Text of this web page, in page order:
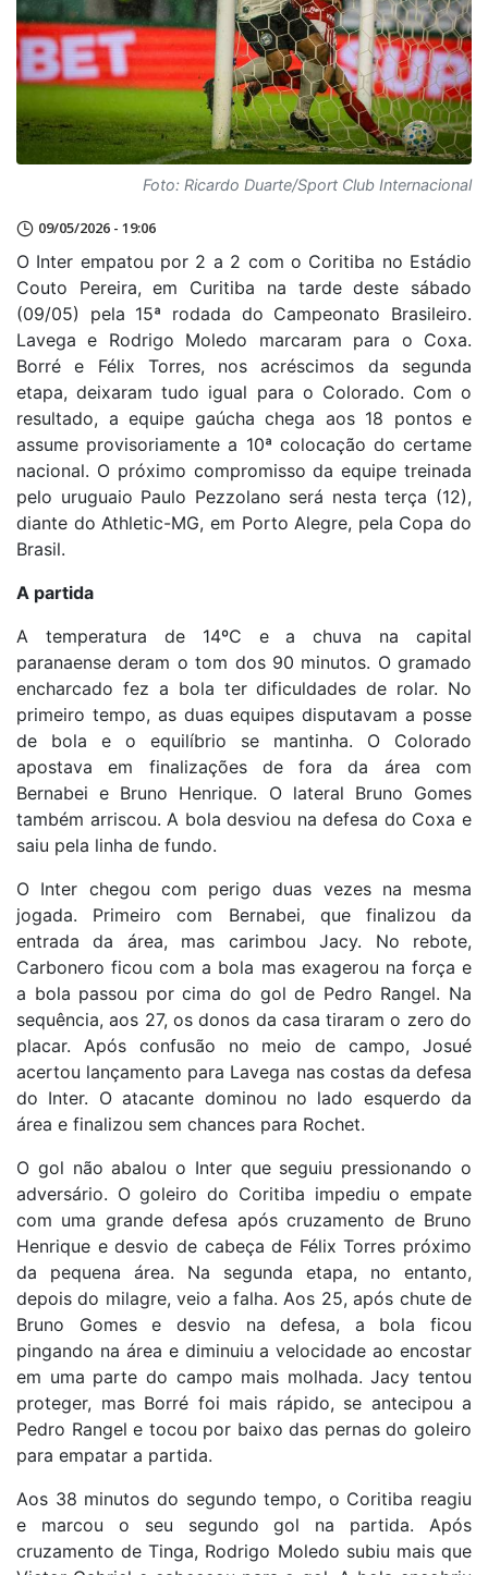
Foto: Ricardo Duarte/Sport Club Internacional
09/05/2026 - 19:06
O Inter empatou por 2 a 2 com o Coritiba no Estádio
Couto Pereira, em Curitiba na tarde deste sábado
(09/05) pela 15ª rodada do Campeonato Brasileiro.
Lavega e Rodrigo Moledo marcaram para o Coxa.
Borré e Félix Torres, nos acréscimos da segunda
etapa, deixaram tudo igual para o Colorado. Com o
resultado, a equipe gaúcha chega aos 18 pontos e
assume provisoriamente a 10ª colocação do certame
nacional. O próximo compromisso da equipe treinada
pelo uruguaio Paulo Pezzolano será nesta terça (12),
diante do Athletic-MG, em Porto Alegre, pela Copa do
Brasil.
A partida
A temperatura de 14ºC e a chuva na capital
paranaense deram o tom dos 90 minutos. O gramado
encharcado fez a bola ter dificuldades de rolar. No
primeiro tempo, as duas equipes disputavam a posse
de bola e o equilíbrio se mantinha. O Colorado
apostava em finalizações de fora da área com
Bernabei e Bruno Henrique. O lateral Bruno Gomes
também arriscou. A bola desviou na defesa do Coxa e
saiu pela linha de fundo.
O Inter chegou com perigo duas vezes na mesma
jogada. Primeiro com Bernabei, que finalizou da
entrada da área, mas carimbou Jacy. No rebote,
Carbonero ficou com a bola mas exagerou na força e
a bola passou por cima do gol de Pedro Rangel. Na
sequência, aos 27, os donos da casa tiraram o zero do
placar. Após confusão no meio de campo, Josué
acertou lançamento para Lavega nas costas da defesa
do Inter. O atacante dominou no lado esquerdo da
área e finalizou sem chances para Rochet.
O gol não abalou o Inter que seguiu pressionando o
adversário. O goleiro do Coritiba impediu o empate
com uma grande defesa após cruzamento de Bruno
Henrique e desvio de cabeça de Félix Torres próximo
da pequena área. Na segunda etapa, no entanto,
depois do milagre, veio a falha. Aos 25, após chute de
Bruno Gomes e desvio na defesa, a bola ficou
pingando na área e diminuiu a velocidade ao encostar
em uma parte do campo mais molhada. Jacy tentou
proteger, mas Borré foi mais rápido, se antecipou a
Pedro Rangel e tocou por baixo das pernas do goleiro
para empatar a partida.
Aos 38 minutos do segundo tempo, o Coritiba reagiu
e marcou o seu segundo gol na partida. Após
cruzamento de Tinga, Rodrigo Moledo subiu mais que